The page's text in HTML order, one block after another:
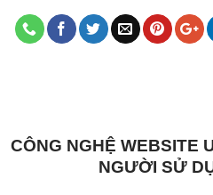
CÔNG NGHỆ WEBSITE
NGƯỜI SỬ